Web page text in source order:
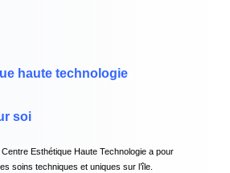
haute technologie
soi
Centre Esthétique Haute Technologie a pour
soins techniques et uniques sur l’île.